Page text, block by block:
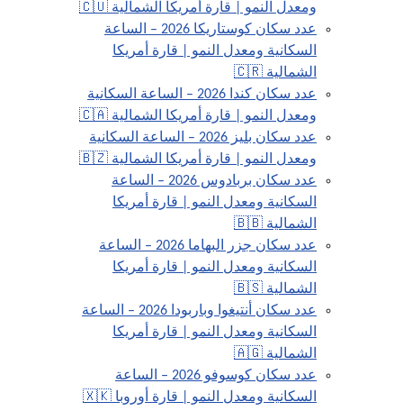
ومعدل النمو | قارة أمريكا الشمالية 🇨🇺
عدد سكان كوستاريكا 2026 – الساعة
السكانية ومعدل النمو | قارة أمريكا
الشمالية 🇨🇷
عدد سكان كندا 2026 – الساعة السكانية
ومعدل النمو | قارة أمريكا الشمالية 🇨🇦
عدد سكان بليز 2026 – الساعة السكانية
ومعدل النمو | قارة أمريكا الشمالية 🇧🇿
عدد سكان بربادوس 2026 – الساعة
السكانية ومعدل النمو | قارة أمريكا
الشمالية 🇧🇧
عدد سكان جزر البهاما 2026 – الساعة
السكانية ومعدل النمو | قارة أمريكا
الشمالية 🇧🇸
عدد سكان أنتيغوا وباربودا 2026 – الساعة
السكانية ومعدل النمو | قارة أمريكا
الشمالية 🇦🇬
عدد سكان كوسوفو 2026 – الساعة
السكانية ومعدل النمو | قارة أوروبا 🇽🇰